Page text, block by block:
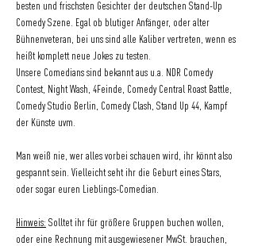
besten und frischsten Gesichter der deutschen Stand-Up
Comedy Szene. Egal ob blutiger Anfänger, oder alter
Bühnenveteran, bei uns sind alle Kaliber vertreten, wenn es
heißt komplett neue Jokes zu testen.
Unsere Comedians sind bekannt aus u.a. NDR Comedy
Contest, Night Wash, 4Feinde, Comedy Central Roast Battle,
Comedy Studio Berlin, Comedy Clash, Stand Up 44, Kampf
der Künste uvm.
Man weiß nie, wer alles vorbei schauen wird, ihr könnt also
gespannt sein. Vielleicht seht ihr die Geburt eines Stars,
oder sogar euren Lieblings-Comedian.
Hinweis: Solltet ihr für größere Gruppen buchen wollen,
oder eine Rechnung mit ausgewiesener MwSt. brauchen,